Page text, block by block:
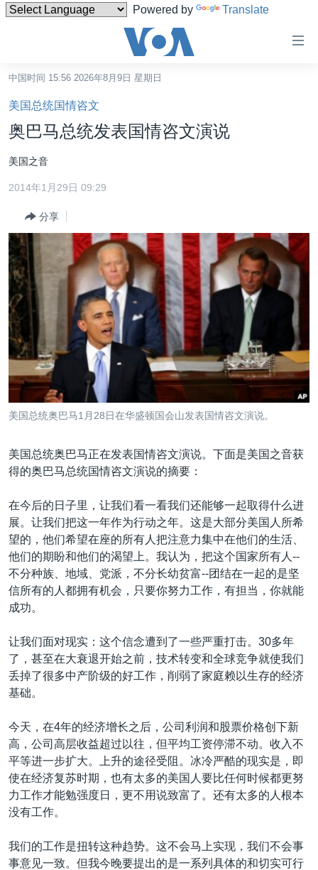
Powered by Translate
碍
链
接
跳
转
内
转
到
导
航
跳
转
检
索
中国
台湾
港澳
国际
最新国际新闻
印太
中东
非洲
美洲
全球议题
分类新闻
经济·金融·贸易
人权·法律·宗教
科教·文娱·体健
军事
劳工
环境
美中关系
热点专题
白宫要闻
国会报道
美中关系
美国建国250周年
美国之音专访
重要讲话与声明
台海两岸关系
南中国海争端
关注西藏
关注新疆
GEN Z 看美国
VOA视频
VOA今日焦点
中文广播
关注我们
其他语言网站
中国时间 15:56 2026年8月9日 星期日
美国总统国情咨文
奥巴马总统发表国情咨文演说
美国之音
2014年1月29日 09:29
分享
美国总统奥巴马1月28日在华盛顿国会山发表国情咨文演说。
美国总统奥巴马正在发表国情咨文演说。下面是美国之音获
得的奥巴马总统国情咨文演说的摘要：
在今后的日子里，让我们看一看我们还能够一起取得什么进
展。让我们把这一年作为行动之年。这是大部分美国人所希
望的，他们希望在座的所有人把注意力集中在他们的生活、
他们的期盼和他们的渴望上。我认为，把这个国家所有人--
不分种族、地域、党派，不分长幼贫富--团结在一起的是坚
信所有的人都拥有机会，只要你努力工作，有担当，你就能
成功。
让我们面对现实：这个信念遭到了一些严重打击。30多年
了，甚至在大衰退开始之前，技术转变和全球竞争就使我们
丢掉了很多中产阶级的好工作，削弱了家庭赖以生存的经济
基础。
今天，在4年的经济增长之后，公司利润和股票价格创下新
高，公司高层收益超过以往，但平均工资停滞不动。收入不
平等进一步扩大。上升的途径受阻。冰冷严酷的现实是，即
使在经济复苏时期，也有太多的美国人要比任何时候都更努
力工作才能勉强度日，更不用说致富了。还有太多的人根本
没有工作。
我们的工作是扭转这种趋势。这不会马上实现，我们不会事
事意见一致。但我今晚要提出的是一系列具体的和切实可行